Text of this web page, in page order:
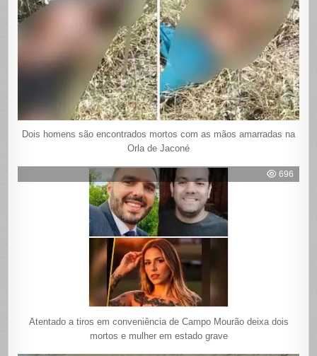
Dois homens são encontrados mortos com as mãos amarradas na
Orla de Jaconé
696
Atentado a tiros em conveniência de Campo Mourão deixa dois
mortos e mulher em estado grave